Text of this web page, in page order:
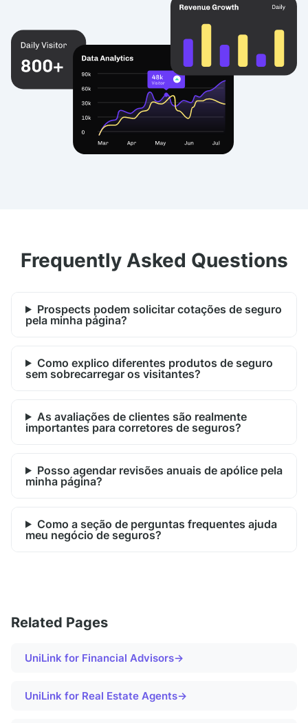
Frequently Asked Questions
Prospects podem solicitar cotações de seguro
pela minha página?
Como explico diferentes produtos de seguro
sem sobrecarregar os visitantes?
As avaliações de clientes são realmente
importantes para corretores de seguros?
Posso agendar revisões anuais de apólice pela
minha página?
Como a seção de perguntas frequentes ajuda
meu negócio de seguros?
Related Pages
UniLink for Financial Advisors→
UniLink for Real Estate Agents→